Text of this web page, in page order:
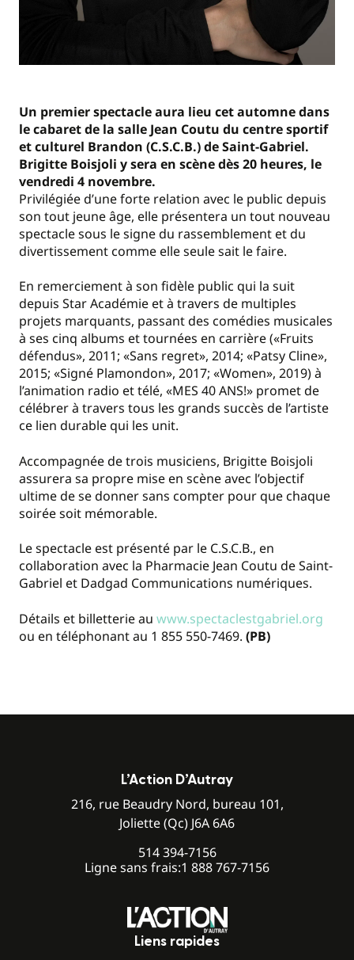
Un premier spectacle aura lieu cet automne dans
le cabaret de la salle Jean Coutu du centre sportif
et culturel Brandon (C.S.C.B.) de Saint-Gabriel.
Brigitte Boisjoli y sera en scène dès 20 heures, le
vendredi 4 novembre.
Privilégiée d’une forte relation avec le public depuis
son tout jeune âge, elle présentera un tout nouveau
spectacle sous le signe du rassemblement et du
divertissement comme elle seule sait le faire.
En remerciement à son fidèle public qui la suit
depuis Star Académie et à travers de multiples
projets marquants, passant des comédies musicales
à ses cinq albums et tournées en carrière («Fruits
défendus», 2011; «Sans regret», 2014; «Patsy Cline»,
2015; «Signé Plamondon», 2017; «Women», 2019) à
l’animation radio et télé, «MES 40 ANS!» promet de
célébrer à travers tous les grands succès de l’artiste
ce lien durable qui les unit.
Accompagnée de trois musiciens, Brigitte Boisjoli
assurera sa propre mise en scène avec l’objectif
ultime de se donner sans compter pour que chaque
soirée soit mémorable.
Le spectacle est présenté par le C.S.C.B., en
collaboration avec la Pharmacie Jean Coutu de Saint-
Gabriel et Dadgad Communications numériques.
Détails et billetterie au www.spectaclestgabriel.org
ou en téléphonant au 1 855 550-7469. (PB)
L’Action D’Autray
216, rue Beaudry Nord, bureau 101,
Joliette (Qc) J6A 6A6
514 394-7156
Ligne sans frais:1 888 767-7156
Liens rapides